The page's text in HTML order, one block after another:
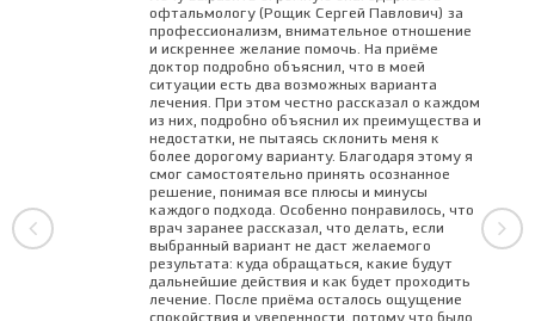
компьютерная периметрия, ОКТ
сетчатки и зрительных нервов – обоих
глаз, офтальмоскопия)
1290
Комплексное диагностическое
обследование с консультацией врача-
офтальмолога (проверка остроты
зрения, авторефрактометрия,
пневмотонометрия, оптическая
биометрия АРГОС, пахиметрия, УЗИ
глаза (В-SCAN), биомикроскопия,
офтальмоскопия с циклоплегией и с
линзой Гольдмана)
2400
VivityTM (DFT415,515,615) (Alcon,
Факоэмульсификация катаракты с
имплантацией ИОЛ ADAPT-AO Akreos
асферическая с усовершенствованной
оптикой (Bausch & Lomb) (США)
31590
Факоемульсифікація катаракти з
імплантацією ІОЛ Tecnis Eyhance ICB00
/ Tecnis Eyhance (в інжекторі) DIB00
(Johnson & Johnson, США)
41890
Факоемульсифікація катаракти з
імплантацією ІОЛ Tecnis Eyhancetoric
Лазерная коррекция зрения LASІK
двух глаз - 3 категории сложности
45000
Лазерная коррекція зору LASІK
методом CustomQ OptiFlap один глаз -
1 категория сложности
32000
Лазерная коррекція зору LASІK
методом CustomQ OptiFlap один глаз -
2 категория сложности
38000
офтальмологу (Рощик Сергей Павлович) за
профессионализм, внимательное отношение
и искреннее желание помочь. На приёме
доктор подробно объяснил, что в моей
ситуации есть два возможных варианта
лечения. При этом честно рассказал о каждом
из них, подробно объяснил их преимущества и
недостатки, не пытаясь склонить меня к
более дорогому варианту. Благодаря этому я
смог самостоятельно принять осознанное
решение, понимая все плюсы и минусы
каждого подхода. Особенно понравилось, что
врач заранее рассказал, что делать, если
выбранный вариант не даст желаемого
результата: куда обращаться, какие будут
дальнейшие действия и как будет проходить
лечение. После приёма осталось ощущение